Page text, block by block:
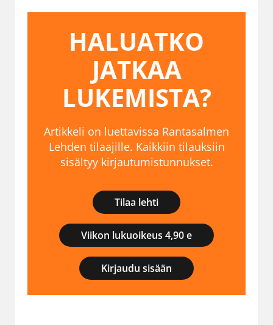
HALUATKO
JATKAA
LUKEMISTA?
Artikkeli on luettavissa Rantasalmen
Lehden tilaajille. Kaikkiin tilauksiin
sisältyy kirjautumistunnukset.
Tilaa lehti
Viikon lukuoikeus 4,90 e
Kirjaudu sisään